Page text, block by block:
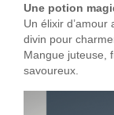
Une potion
Un élixir
divin pour
Mangue juteuse,
savoureux.